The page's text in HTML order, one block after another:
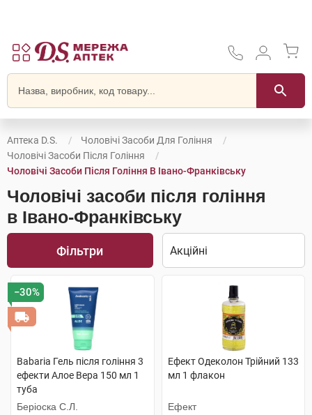
Аптека D.S.
Чоловічі Засоби Для Гоління
Чоловічі Засоби Після Гоління
Чоловічі Засоби Після Гоління В Івано-Франківську
Чоловічі засоби після гоління
в Івано-Франківську
Фільтри
−30%
Babaria Гель після гоління 3
ефекти Алое Вера 150 мл 1
туба
Беріоска С.Л.
Ефект Одеколон Трійний 133
мл 1 флакон
Ефект